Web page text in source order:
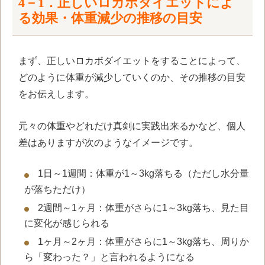
る効果・体重減少の推移の目安
まず、正しいロカボダイエットをすることによって、
どのように体重が減少していくのか、その推移の目安
をお伝えします。
元々の体重やどれだけ真剣に実践出来るかなど、個人
差はありますが次のようなイメージです。
1日～1週間：体重が1～3kg落ちる（ただし水分量
が落ちただけ）
2週間～1ヶ月：体重がさらに1～3kg落ち、見た目
に変化が感じられる
1ヶ月～2ヶ月：体重がさらに1～3kg落ち、周りか
ら「変わった？」と言われるようになる